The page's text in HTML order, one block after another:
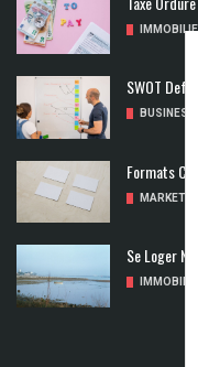
SWOT Def :
BUSINESS
Formats
MARKETING
Se Loger